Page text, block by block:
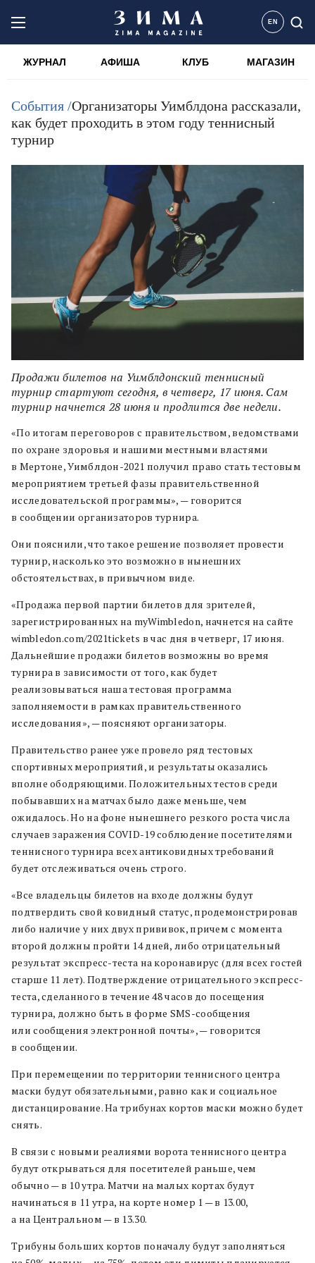
EN
ЖУРНАЛ АФИША КЛУБ МАГАЗИН
События /Организаторы Уимблдона рассказали,
как будет проходить в этом году теннисный
турнир
Продажи билетов на Уимблдонский теннисный
турнир стартуют сегодня, в четверг, 17 июня. Сам
турнир начнется 28 июня и продлится две недели.
«По итогам переговоров с правительством, ведомствами
по охране здоровья и нашими местными властями
в Мертоне, Уимблдон-2021 получил право стать тестовым
мероприятием третьей фазы правительственной
исследовательской программы», — говорится
в сообщении организаторов турнира.
Они пояснили, что такое решение позволяет провести
турнир, насколько это возможно в нынешних
обстоятельствах, в привычном виде.
«Продажа первой партии билетов для зрителей,
зарегистрированных на myWimbledon, начнется на сайте
wimbledon.com/2021tickets в час дня в четверг, 17 июня.
Дальнейшие продажи билетов возможны во время
турнира в зависимости от того, как будет
реализовываться наша тестовая программа
заполняемости в рамках правительственного
исследования», — поясняют организаторы.
Правительство ранее уже провело ряд тестовых
спортивных мероприятий, и результаты оказались
вполне ободряющими. Положительных тестов среди
побывавших на матчах было даже меньше, чем
ожидалось. Но на фоне нынешнего резкого роста числа
случаев заражения COVID-19 соблюдение посетителями
теннисного турнира всех антиковидных требований
будет отслеживаться очень строго.
«Все владельцы билетов на входе должны будут
подтвердить свой ковидный статус, продемонстрировав
либо наличие у них двух прививок, причем с момента
второй должны пройти 14 дней, либо отрицательный
результат экспресс-теста на коронавирус (для всех гостей
старше 11 лет). Подтверждение отрицательного экспресс-
теста, сделанного в течение 48 часов до посещения
турнира, должно быть в форме SMS-сообщения
или сообщения электронной почты», — говорится
в сообщении.
При перемещении по территории теннисного центра
маски будут обязательными, равно как и социальное
дистанцирование. На трибунах кортов маски можно будет
снять.
В связи с новыми реалиями ворота теннисного центра
будут открываться для посетителей раньше, чем
обычно — в 10 утра. Матчи на малых кортах будут
начинаться в 11 утра, на корте номер 1 — в 13.00,
а на Центральном — в 13.30.
Трибуны больших кортов поначалу будут заполняться